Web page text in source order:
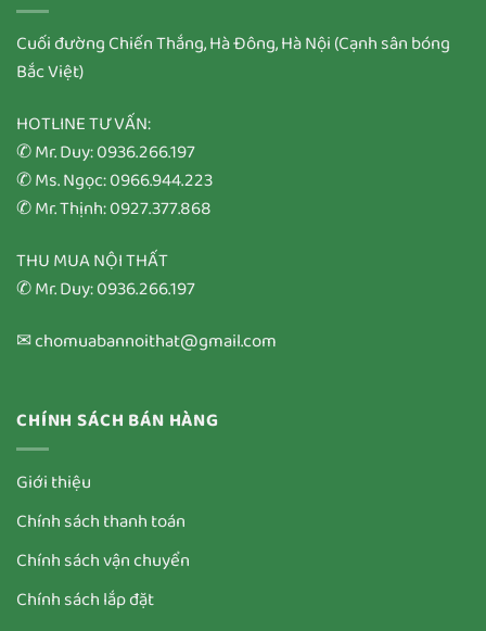
Cuối đường Chiến Thắng, Hà Đông, Hà Nội (Cạnh sân bóng
Bắc Việt)
HOTLINE TƯ VẤN:
✆ Mr. Duy: 0936.266.197
✆ Ms. Ngọc: 0966.944.223
✆ Mr. Thịnh: 0927.377.868
THU MUA NỘI THẤT
✆ Mr. Duy: 0936.266.197
✉ chomuabannoithat@gmail.com
CHÍNH SÁCH BÁN HÀNG
Giới thiệu
Chính sách thanh toán
Chính sách vận chuyển
Chính sách lắp đặt